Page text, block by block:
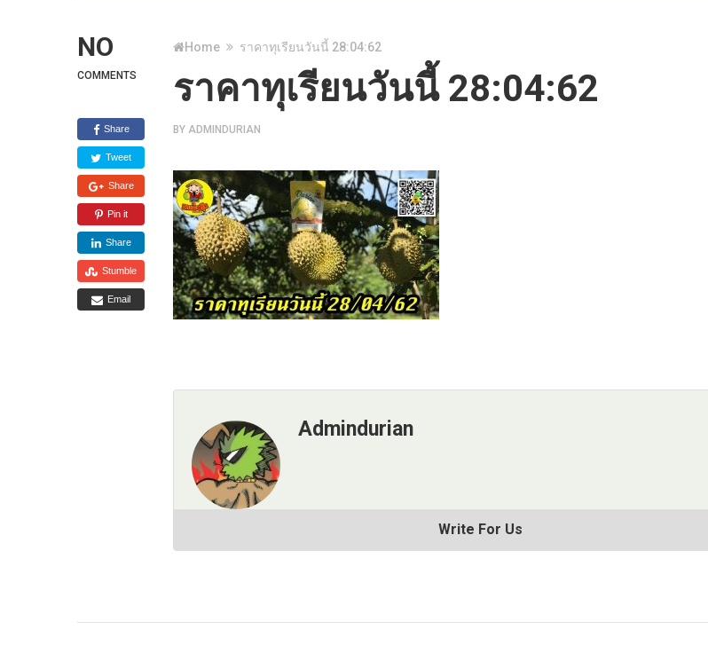
NO
COMMENTS
Share
Tweet
Share
Pin it
Share
Stumble
Email
Home ราคาทุเรียนวันนี้ 28:04:62
ราคาทุเรียนวันนี้ 28:04:62
BY ADMINDURIAN
Admindurian
Write For Us